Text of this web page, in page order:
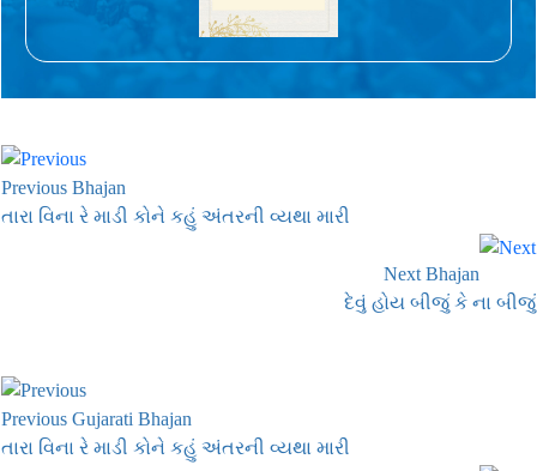
Previous Bhajan
તારા વિના રે માડી કોને કહું અંતરની વ્યથા મારી
Next Bhajan
દેવું હોય બીજું કે ના બીજું
Previous Gujarati Bhajan
તારા વિના રે માડી કોને કહું અંતરની વ્યથા મારી